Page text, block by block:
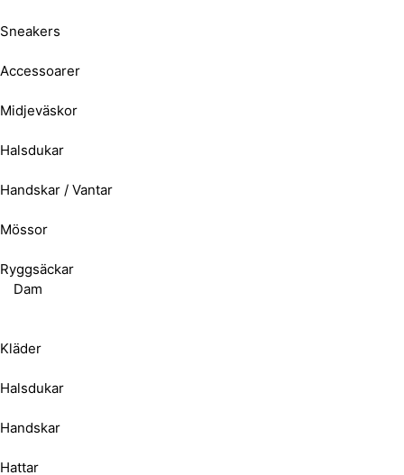
Sneakers
Accessoarer
Midjeväskor
Halsdukar
Handskar / Vantar
Mössor
Ryggsäckar
Dam
Kläder
Halsdukar
Handskar
Hattar